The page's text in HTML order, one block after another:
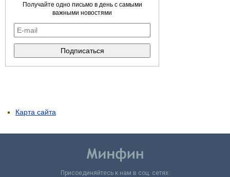
Получайте одно письмо в день с самыми
важными новостями
Карта сайта
Присоединяйтесь к нам в соц. сетях: